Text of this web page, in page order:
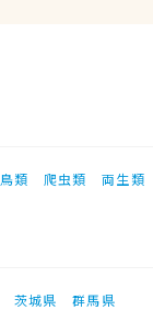
鳥類 爬虫類 両生類
茨城県
群馬県